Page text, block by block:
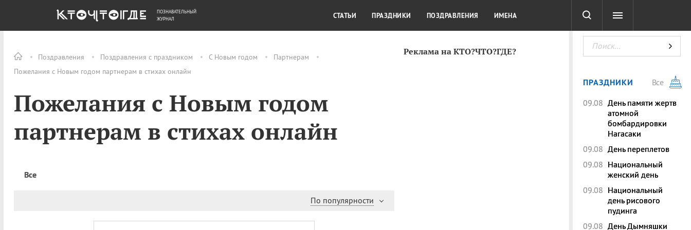
Поздравления Поздравления с праздником С Новым годом
Партнерам
Пожелания с Новым годом партнерам в стихах онлайн
Пожелания с Новым годом
партнерам в стихах онлайн
Все
По популярности
Реклама на КТО?ЧТО?ГДЕ?
ОБЩЕСТВО ДЕНЬГИ КУЛЬТУРА КРАСОТА ТЕСТЫ
ПОЗНАВАТЕЛЬНЫЙ
ЖУРНАЛ
СТАТЬИ ПРАЗДНИКИ ПОЗДРАВЛЕНИЯ ИМЕНА
ПРАЗДНИКИ
Все
09.08 День памяти жертв
атомной
бомбардировки
Нагасаки
09.08 День переплетов
09.08 Национальный
женский день
09.08 Национальный
день рисового
пудинга
09.08 День Дымняшки